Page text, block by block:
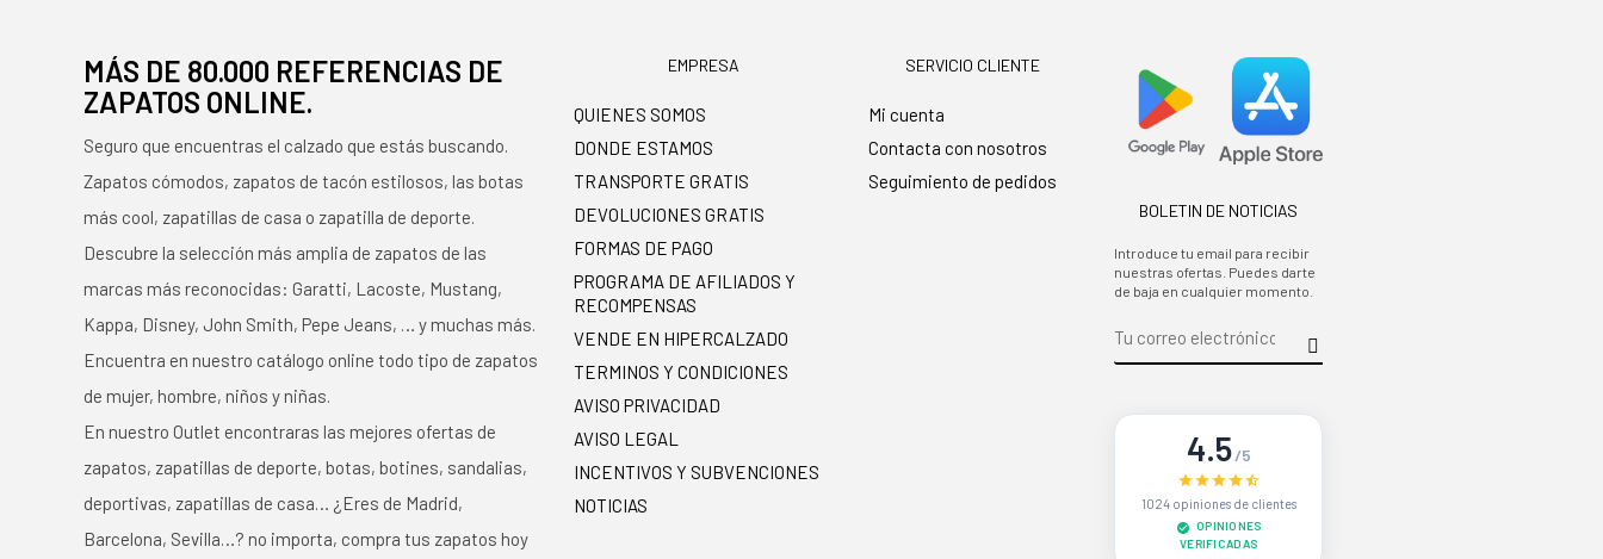
MÁS DE 80.000 REFERENCIAS DE
ZAPATOS ONLINE.
Seguro que encuentras el calzado que estás buscando.
Zapatos cómodos, zapatos de tacón estilosos, las botas
más cool, zapatillas de casa o zapatilla de deporte.
Descubre la selección más amplia de zapatos de las
marcas más reconocidas: Garatti, Lacoste, Mustang,
Kappa, Disney, John Smith, Pepe Jeans, … y muchas más.
Encuentra en nuestro catálogo online todo tipo de zapatos
de mujer, hombre, niños y niñas.
En nuestro Outlet encontraras las mejores ofertas de
zapatos, zapatillas de deporte, botas, botines, sandalias,
deportivas, zapatillas de casa… ¿Eres de Madrid,
Barcelona, Sevilla…? no importa, compra tus zapatos hoy
EMPRESA
QUIENES SOMOS
DONDE ESTAMOS
TRANSPORTE GRATIS
DEVOLUCIONES GRATIS
FORMAS DE PAGO
PROGRAMA DE AFILIADOS Y
RECOMPENSAS
VENDE EN HIPERCALZADO
TERMINOS Y CONDICIONES
AVISO PRIVACIDAD
AVISO LEGAL
INCENTIVOS Y SUBVENCIONES
NOTICIAS
SERVICIO CLIENTE
Mi cuenta
Contacta con nosotros
Seguimiento de pedidos
BOLETIN DE NOTICIAS
Introduce tu email para recibir
nuestras ofertas. Puedes darte
de baja en cualquier momento.
4.5/5
1024 opiniones de clientes
OPINIONES
VERIFICADAS